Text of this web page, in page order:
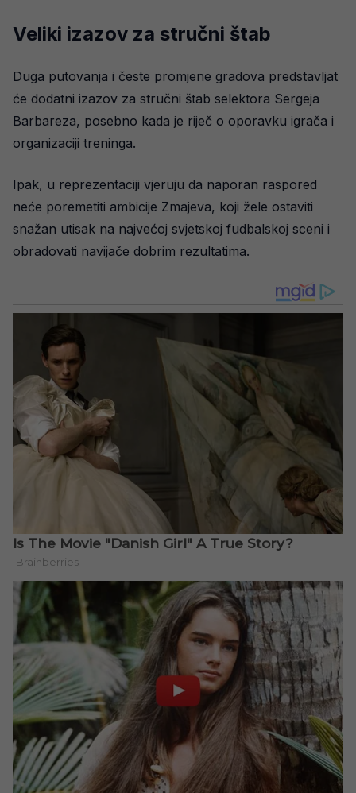
Veliki izazov za stručni štab
Duga putovanja i česte promjene gradova predstavljat
će dodatni izazov za stručni štab selektora Sergeja
Barbareza, posebno kada je riječ o oporavku igrača i
organizaciji treninga.
Ipak, u reprezentaciji vjeruju da naporan raspored
neće poremetiti ambicije Zmajeva, koji žele ostaviti
snažan utisak na najvećoj svjetskoj fudbalskoj sceni i
obradovati navijače dobrim rezultatima.